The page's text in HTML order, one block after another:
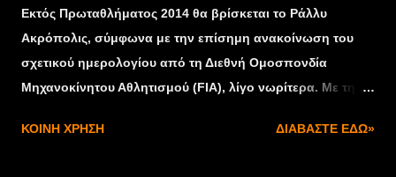
Εκτός Πρωταθλήματος 2014 θα βρίσκεται το Ράλλυ
Ακρόπολις, σύμφωνα με την επίσημη ανακοίνωση του
σχετικού ημερολογίου από τη Διεθνή Ομοσπονδία
Μηχανοκίνητου Αθλητισμού (FIA), λίγο νωρίτερα. Με τη
Αθλητισμού στο Ντουμπρόβνικ και την έγκριση του
ΚΟΙΝΉ ΧΡΉΣΗ ΔΙΑΒΆΣΤΕ ΕΔΏ»